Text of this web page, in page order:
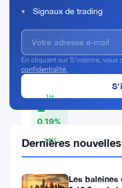
ACTUEL
$12.85
1H
▲
0.19%
24H
7D
Signaux de trading
En cliquant sur S'inscrire, vous
confidentialité.
Dernières nouvelles
Les baleines